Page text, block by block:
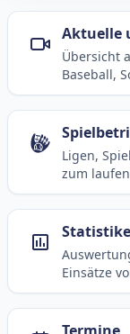
Aktuelle
Übersicht
Baseball,
Ligen,
zum
Einsätze